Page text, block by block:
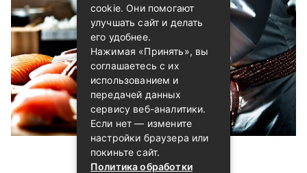
cookie. Они помогают
улучшать сайт и делать
его удобнее.
Нажимая «Принять», вы
соглашаетесь с их
использованием и
передачей данных
сервису веб-аналитики.
Если нет — измените
настройки браузера или
покиньте сайт.
Политика обработки